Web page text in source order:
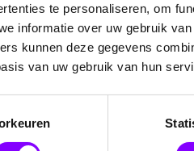
te personaliseren, om
informatie over uw gebruik
kunnen deze gegevens
van uw gebruik van hun